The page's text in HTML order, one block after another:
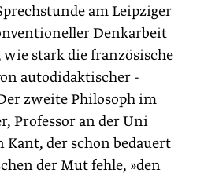
am Leipziger
Denkarbeit
stark die französische
autodidaktischer
zweite Philosoph im
Professor an der Uni
der schon bedauert
der Mut fehle, »den